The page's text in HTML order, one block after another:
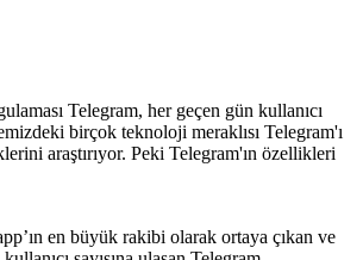
Telegram, her geçen gün kullanıcı
birçok teknoloji meraklısı Telegram'ı
araştırıyor. Peki Telegram'ın özellikleri
en büyük rakibi olarak ortaya çıkan ve